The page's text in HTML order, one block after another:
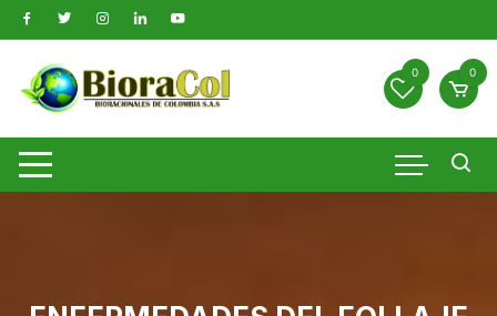
Saltar
al
contenido
0 0